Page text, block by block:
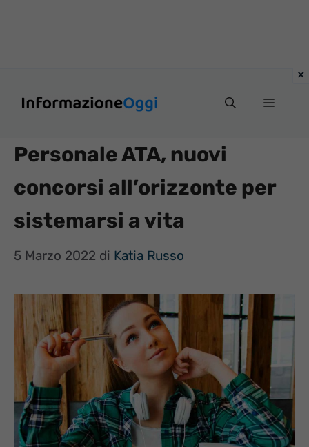
Menu
Personale ATA, nuovi
concorsi all’orizzonte per
sistemarsi a vita
5 Marzo 2022 di Katia Russo